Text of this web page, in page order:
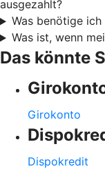
ausgezahlt?
Was benötige
Was ist, wenn
Das könnte
Girokonto
Dispokredit